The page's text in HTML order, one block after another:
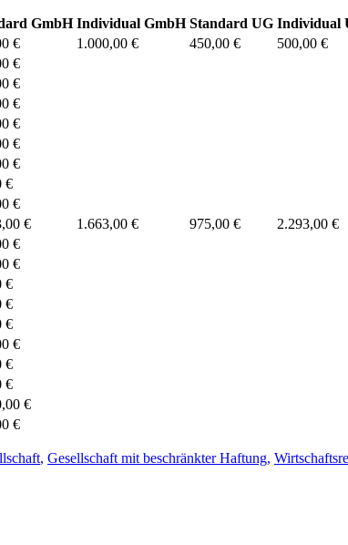
GmbH Individual GmbH Standard UG Individual
€ 1.000,00 € 450,00 €
500,00 €
€
€
€
€
€
€
€
€
€ 1.663,00 € 975,00 €
2.293,00 €
€
€
€
€
€
€
€
€
€
€
, Gesellschaft mit beschränkter Haftung,